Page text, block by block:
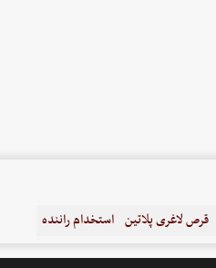
قرص لاغری پلاتین استخدام راننده